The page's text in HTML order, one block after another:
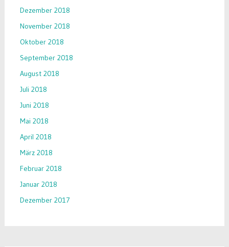
Dezember 2018
November 2018
Oktober 2018
September 2018
August 2018
Juli 2018
Juni 2018
Mai 2018
April 2018
März 2018
Februar 2018
Januar 2018
Dezember 2017